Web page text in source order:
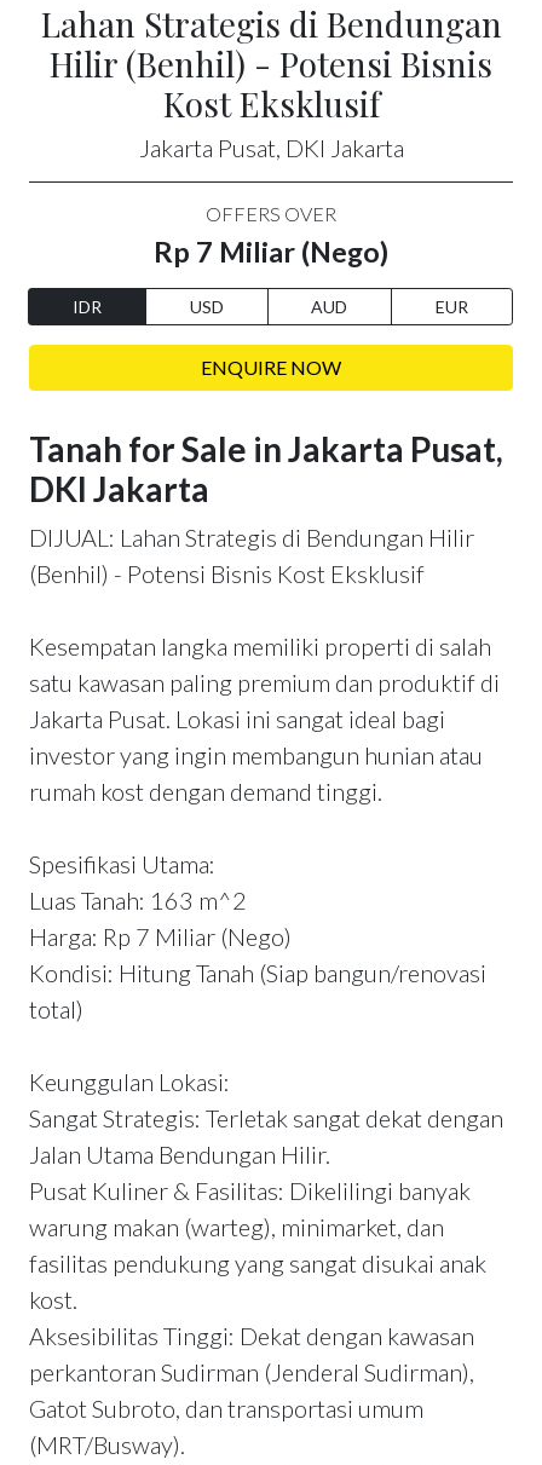
Lahan Strategis di Bendungan
Hilir (Benhil) - Potensi Bisnis
Kost Eksklusif
Jakarta Pusat, DKI Jakarta
OFFERS OVER
Rp 7 Miliar (Nego)
IDR USD AUD EUR
ENQUIRE NOW
Tanah for Sale in Jakarta Pusat,
DKI Jakarta
DIJUAL: Lahan Strategis di Bendungan Hilir
(Benhil) - Potensi Bisnis Kost Eksklusif
Kesempatan langka memiliki properti di salah
satu kawasan paling premium dan produktif di
Jakarta Pusat. Lokasi ini sangat ideal bagi
investor yang ingin membangun hunian atau
rumah kost dengan demand tinggi.
Spesifikasi Utama:
Luas Tanah: 163 m^2
Harga: Rp 7 Miliar (Nego)
Kondisi: Hitung Tanah (Siap bangun/renovasi
total)
Keunggulan Lokasi:
Sangat Strategis: Terletak sangat dekat dengan
Jalan Utama Bendungan Hilir.
Pusat Kuliner & Fasilitas: Dikelilingi banyak
warung makan (warteg), minimarket, dan
fasilitas pendukung yang sangat disukai anak
kost.
Aksesibilitas Tinggi: Dekat dengan kawasan
perkantoran Sudirman (Jenderal Sudirman),
Gatot Subroto, dan transportasi umum
(MRT/Busway).